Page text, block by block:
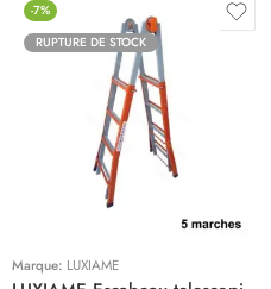
-7%
RUPTURE DE STOCK
Marque: LUXIAME